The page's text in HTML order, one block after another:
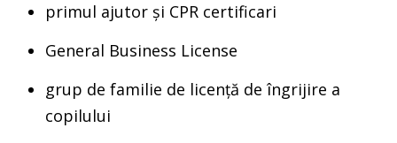
primul ajutor și CPR certificari
General Business License
grup de familie de licență de îngrijire a
copilului